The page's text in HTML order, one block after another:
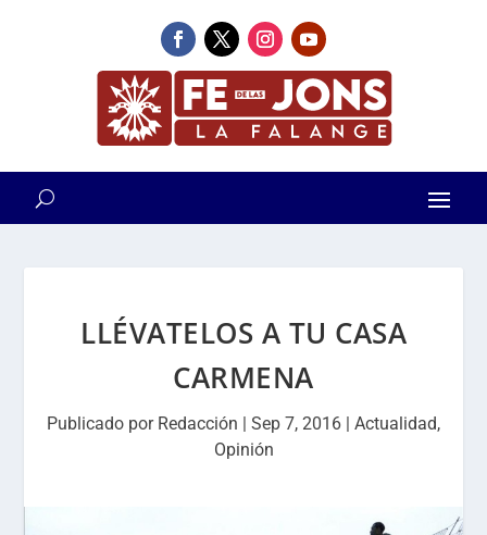
LLÉVATELOS A TU CASA
CARMENA
Publicado por Redacción | Sep 7, 2016 | Actualidad,
Opinión